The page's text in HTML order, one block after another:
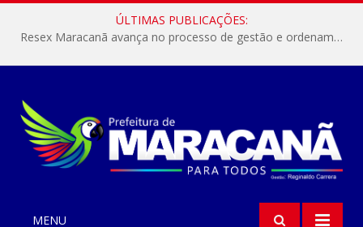
ÚLTIMAS PUBLICAÇÕES:
Resex Maracanã avança no processo de gestão e ordenamento do turismo em nossas áreas protegidas.
MENU